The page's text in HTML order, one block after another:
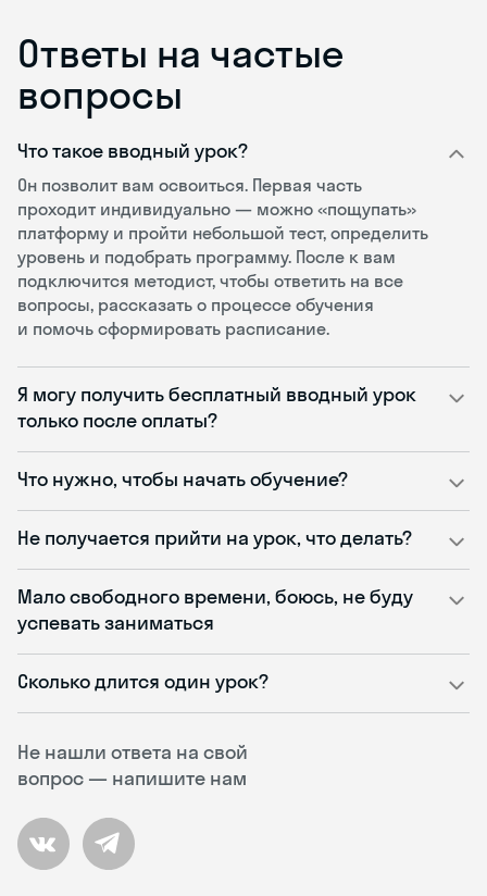
Ответы на частые
вопросы
Не нашли ответа на свой
вопрос — напишите нам
Что такое вводный урок?
Он позволит вам освоиться. Первая часть
проходит индивидуально — можно «пощупать»
платформу и пройти небольшой тест, определить
уровень и подобрать программу. После к вам
подключится методист, чтобы ответить на все
вопросы, рассказать о процессе обучения
и помочь сформировать расписание.
Я могу получить бесплатный вводный урок
только после оплаты?
Что нужно, чтобы начать обучение?
Не получается прийти на урок, что делать?
Мало свободного времени, боюсь, не буду
успевать заниматься
Сколько длится один урок?